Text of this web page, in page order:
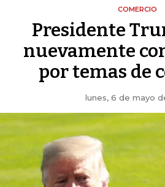
COMERCIO
Presidente
nuevamente
por temas de
lunes, 6 de mayo